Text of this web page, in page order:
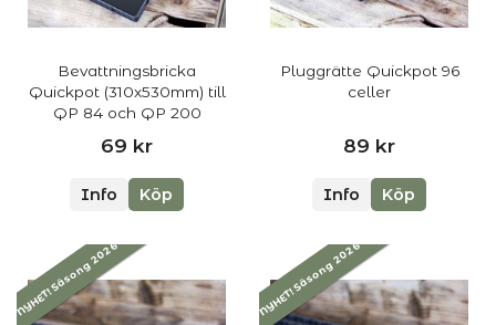
Bevattningsbricka
Quickpot (310x530mm) till
QP 84 och QP 200
69 kr
Info Köp
Pluggrätte Quickpot 96
celler
89 kr
Info Köp
NYHET! Säsong 2026 NYHET! Säsong 2026